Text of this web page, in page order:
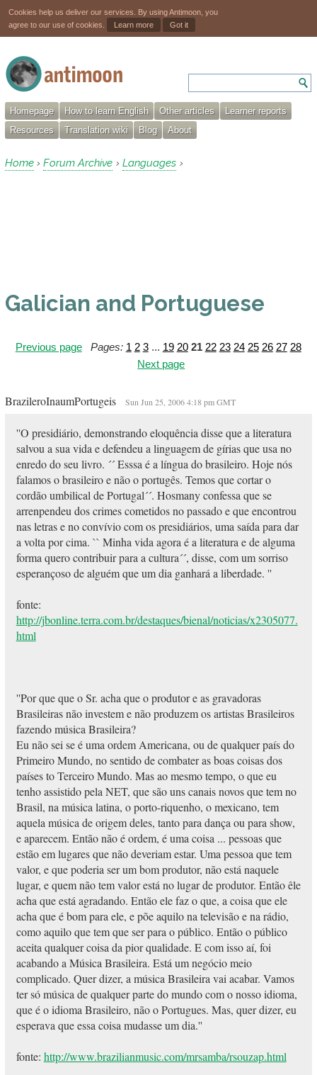
Cookies help us deliver our services. By using Antimoon, you
agree to our use of cookies.
Learn more Got it
Homepage How to learn English Other articles
Learner reports
Resources
Translation wiki Blog About
Home › Forum Archive › Languages ›
Galician and Portuguese
Previous page Pages: 1 2 3... 19 20 21 22 23 24 25 26 27 28
Next page
BrazileroInaumPortugeis Sun Jun 25, 2006 4:18 pm GMT
''O presidiário, demonstrando eloquência disse que a literatura
salvou a sua vida e defendeu a linguagem de gírias que usa no
enredo do seu livro. ´´ Esssa é a língua do brasileiro. Hoje nós
falamos o brasileiro e não o portugês. Temos que cortar o
cordão umbilical de Portugal´´. Hosmany confessa que se
arrenpendeu dos crimes cometidos no passado e que encontrou
nas letras e no convívio com os presidiários, uma saída para dar
a volta por cima. `` Minha vida agora é a literatura e de alguma
forma quero contribuir para a cultura´´, disse, com um sorriso
esperançoso de alguém que um dia ganhará a liberdade. ''
fonte:
http://jbonline.terra.com.br/destaques/bienal/noticias/x2305077.
html
''Por que que o Sr. acha que o produtor e as gravadoras
Brasileiras não investem e não produzem os artistas Brasileiros
fazendo música Brasileira?
Eu não sei se é uma ordem Americana, ou de qualquer país do
Primeiro Mundo, no sentido de combater as boas coisas dos
países to Terceiro Mundo. Mas ao mesmo tempo, o que eu
tenho assistido pela NET, que são uns canais novos que tem no
Brasil, na música latina, o porto-riquenho, o mexicano, tem
aquela música de origem deles, tanto para dança ou para show,
e aparecem. Então não é ordem, é uma coisa ... pessoas que
estão em lugares que não deveriam estar. Uma pessoa que tem
valor, e que poderia ser um bom produtor, não está naquele
lugar, e quem não tem valor está no lugar de produtor. Então êle
acha que está agradando. Então ele faz o que, a coisa que ele
acha que é bom para ele, e põe aquilo na televisão e na rádio,
como aquilo que tem que ser para o público. Então o público
aceita qualquer coisa da pior qualidade. E com isso aí, foi
acabando a Música Brasileira. Está um negócio meio
complicado. Quer dizer, a música Brasileira vai acabar. Vamos
ter só música de qualquer parte do mundo com o nosso idioma,
que é o idioma Brasileiro, não o Portugues. Mas, quer dizer, eu
esperava que essa coisa mudasse um dia.''
fonte: http://www.brazilianmusic.com/mrsamba/rsouzap.html